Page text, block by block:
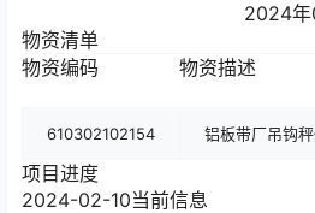
2024年02月10
物资清单
物资编码
物资描述
610302102154 铝板带厂吊钩
项目进度
2024-02-10当前信息